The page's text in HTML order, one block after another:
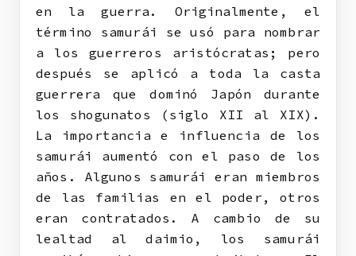
en la guerra. Originalmente, el
término samurái se usó para nombrar
a los guerreros aristócratas; pero
después se aplicó a toda la casta
guerrera que dominó Japón durante
los shogunatos (siglo XII al XIX).
La importancia e influencia de los
samurái aumentó con el paso de los
años. Algunos samurái eran miembros
de las familias en el poder, otros
eran contratados. A cambio de su
lealtad al daimio, los samurái